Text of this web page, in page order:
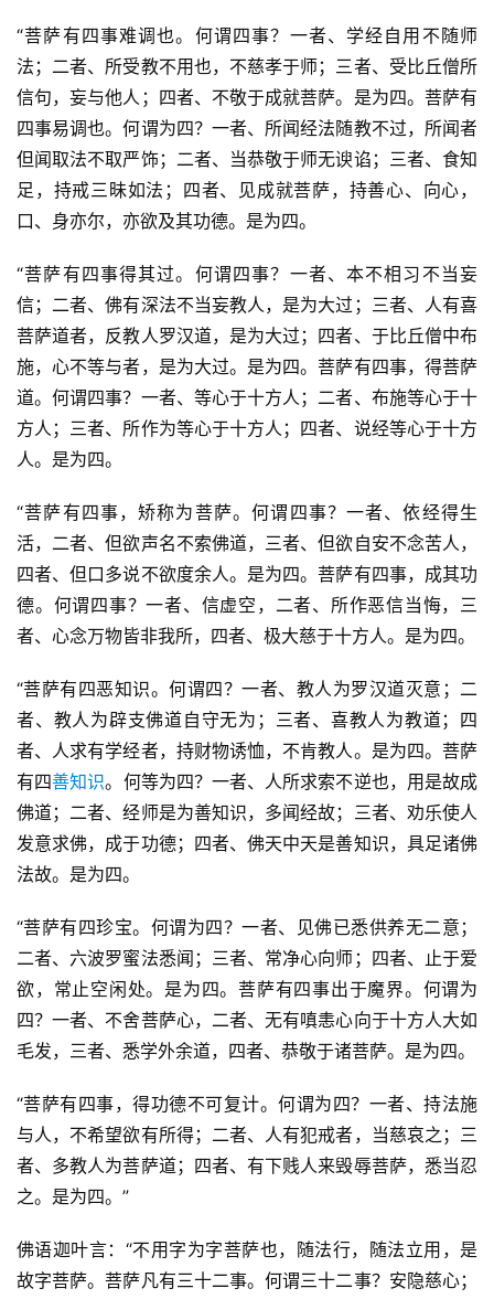
“菩萨有四事难调也。何谓四事？一者、学经自用不随师
法；二者、所受教不用也，不慈孝于师；三者、受比丘僧所
信句，妄与他人；四者、不敬于成就菩萨。是为四。菩萨有
四事易调也。何谓为四？一者、所闻经法随教不过，所闻者
但闻取法不取严饰；二者、当恭敬于师无谀谄；三者、食知
足，持戒三昧如法；四者、见成就菩萨，持善心、向心，
口、身亦尔，亦欲及其功德。是为四。
“菩萨有四事得其过。何谓四事？一者、本不相习不当妄
信；二者、佛有深法不当妄教人，是为大过；三者、人有喜
菩萨道者，反教人罗汉道，是为大过；四者、于比丘僧中布
施，心不等与者，是为大过。是为四。菩萨有四事，得菩萨
道。何谓四事？一者、等心于十方人；二者、布施等心于十
方人；三者、所作为等心于十方人；四者、说经等心于十方
人。是为四。
“菩萨有四事，矫称为菩萨。何谓四事？一者、依经得生
活，二者、但欲声名不索佛道，三者、但欲自安不念苦人，
四者、但口多说不欲度余人。是为四。菩萨有四事，成其功
德。何谓四事？一者、信虚空，二者、所作恶信当悔，三
者、心念万物皆非我所，四者、极大慈于十方人。是为四。
“菩萨有四恶知识。何谓四？一者、教人为罗汉道灭意；二
者、教人为辟支佛道自守无为；三者、喜教人为教道；四
者、人求有学经者，持财物诱恤，不肯教人。是为四。菩萨
有四善知识。何等为四？一者、人所求索不逆也，用是故成
佛道；二者、经师是为善知识，多闻经故；三者、劝乐使人
发意求佛，成于功德；四者、佛天中天是善知识，具足诸佛
法故。是为四。
“菩萨有四珍宝。何谓为四？一者、见佛已悉供养无二意；
二者、六波罗蜜法悉闻；三者、常净心向师；四者、止于爱
欲，常止空闲处。是为四。菩萨有四事出于魔界。何谓为
四？一者、不舍菩萨心，二者、无有嗔恚心向于十方人大如
毛发，三者、悉学外余道，四者、恭敬于诸菩萨。是为四。
“菩萨有四事，得功德不可复计。何谓为四？一者、持法施
与人，不希望欲有所得；二者、人有犯戒者，当慈哀之；三
者、多教人为菩萨道；四者、有下贱人来毁辱菩萨，悉当忍
之。是为四。”
佛语迦叶言：“不用字为字菩萨也，随法行，随法立用，是
故字菩萨。菩萨凡有三十二事。何谓三十二事？安隐慈心；